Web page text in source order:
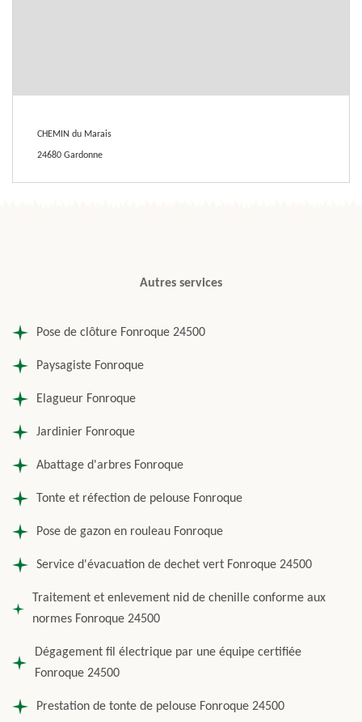
CHEMIN du Marais
24680 Gardonne
Autres services
Pose de clôture Fonroque 24500
Paysagiste Fonroque
Elagueur Fonroque
Jardinier Fonroque
Abattage d'arbres Fonroque
Tonte et réfection de pelouse Fonroque
Pose de gazon en rouleau Fonroque
Service d'évacuation de dechet vert Fonroque 24500
Traitement et enlevement nid de chenille conforme aux
normes Fonroque 24500
Dégagement fil électrique par une équipe certifiée
Fonroque 24500
Prestation de tonte de pelouse Fonroque 24500